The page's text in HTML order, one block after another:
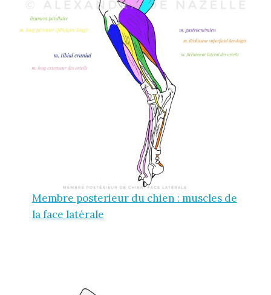
Membre posterieur du chien : muscles de
la face latérale